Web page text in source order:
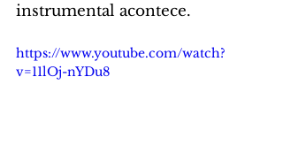
instrumental acontece.
https://www.youtube.com/watch?
v=11lOj-nYDu8